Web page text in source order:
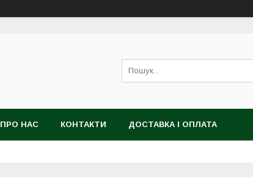
ПРО НАС КОНТАКТИ ДОСТАВКА І ОПЛАТА